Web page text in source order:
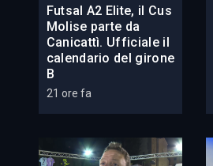
Futsal A2 Elite, il Cus
Molise parte da
Canicattì. Ufficiale il
calendario del girone
B
21 ore fa